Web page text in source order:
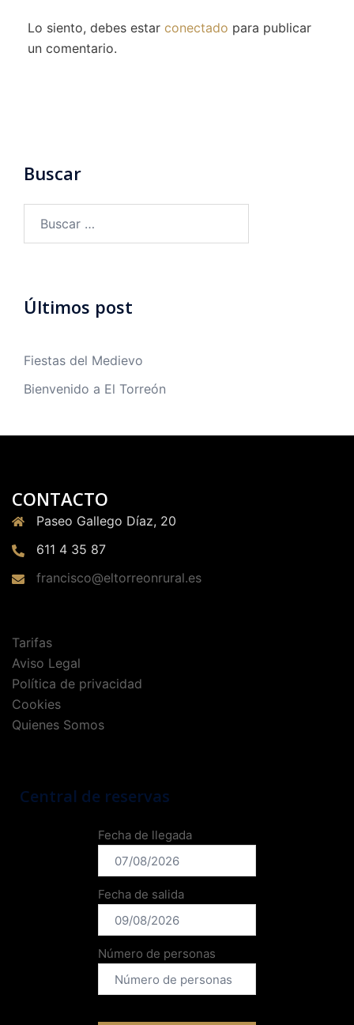
Lo siento, debes estar conectado para publicar
un comentario.
Buscar
Últimos post
Fiestas del Medievo
Bienvenido a El Torreón
CONTACTO
Paseo Gallego Díaz, 20
611 4 35 87
francisco@eltorreonrural.es
Tarifas
Aviso Legal
Política de privacidad
Cookies
Quienes Somos
Central de reservas
Fecha de llegada
Fecha de salida
Número de personas